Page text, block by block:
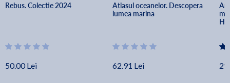
Rebus. Colectie 2024
50.00 Lei
Atlasul oceanelor. Descopera
lumea marina
62.91 Lei